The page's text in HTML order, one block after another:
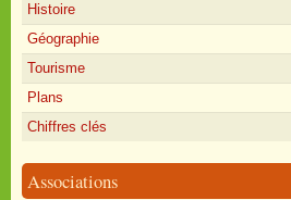
Histoire
Géographie
Tourisme
Plans
Chiffres clés
Associations